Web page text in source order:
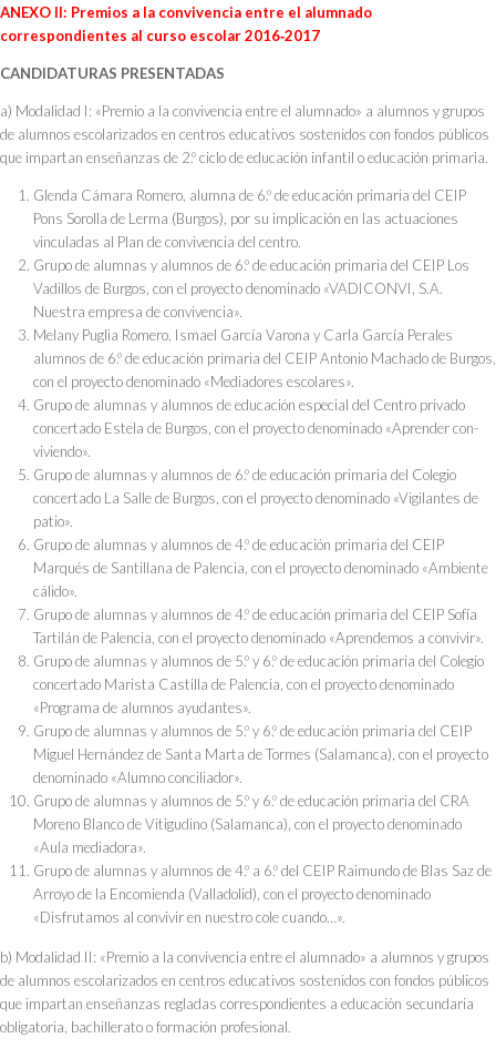
ANEXO II: Premios a la convivencia entre el alumnado
correspondientes al curso escolar 2016‑2017
CANDIDATURAS PRESENTADAS
a) Modalidad I: «Premio a la convivencia entre el alumnado» a alumnos y grupos
de alumnos escolarizados en centros educativos sostenidos con fondos públicos
que impartan enseñanzas de 2.º ciclo de educación infantil o educación primaria.
Glenda Cámara Romero, alumna de 6.º de educación primaria del CEIP
Pons Sorolla de Lerma (Burgos), por su implicación en las actuaciones
vinculadas al Plan de convivencia del centro.
Grupo de alumnas y alumnos de 6.º de educación primaria del CEIP Los
Vadillos de Burgos, con el proyecto denominado «VADICONVI, S.A.
Nuestra empresa de convivencia».
Melany Puglia Romero, Ismael García Varona y Carla García Perales
alumnos de 6.º de educación primaria del CEIP Antonio Machado de Burgos,
con el proyecto denominado «Mediadores escolares».
Grupo de alumnas y alumnos de educación especial del Centro privado
concertado Estela de Burgos, con el proyecto denominado «Aprender con-
viviendo».
Grupo de alumnas y alumnos de 6.º de educación primaria del Colegio
concertado La Salle de Burgos, con el proyecto denominado «Vigilantes de
patio».
Grupo de alumnas y alumnos de 4.º de educación primaria del CEIP
Marqués de Santillana de Palencia, con el proyecto denominado «Ambiente
cálido».
Grupo de alumnas y alumnos de 4.º de educación primaria del CEIP Sofía
Tartilán de Palencia, con el proyecto denominado «Aprendemos a convivir».
Grupo de alumnas y alumnos de 5.º y 6.º de educación primaria del Colegio
concertado Marista Castilla de Palencia, con el proyecto denominado
«Programa de alumnos ayudantes».
Grupo de alumnas y alumnos de 5.º y 6.º de educación primaria del CEIP
Miguel Hernández de Santa Marta de Tormes (Salamanca), con el proyecto
denominado «Alumno conciliador».
Grupo de alumnas y alumnos de 5.º y 6.º de educación primaria del CRA
Moreno Blanco de Vitigudino (Salamanca), con el proyecto denominado
«Aula mediadora».
Grupo de alumnas y alumnos de 4.º a 6.º del CEIP Raimundo de Blas Saz de
Arroyo de la Encomienda (Valladolid), con el proyecto denominado
«Disfrutamos al convivir en nuestro cole cuando…».
b) Modalidad II: «Premio a la convivencia entre el alumnado» a alumnos y grupos
de alumnos escolarizados en centros educativos sostenidos con fondos públicos
que impartan enseñanzas regladas correspondientes a educación secundaria
obligatoria, bachillerato o formación profesional.